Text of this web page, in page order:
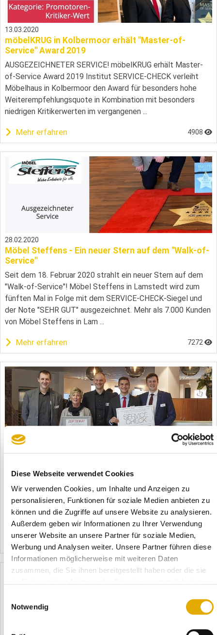
Diese Webseite verwendet Cookies
Wir verwenden Cookies, um Inhalte und Anzeigen zu
personalisieren, Funktionen für soziale Medien anbieten zu
können und die Zugriffe auf unsere Website zu analysieren.
Außerdem geben wir Informationen zu Ihrer Verwendung
unserer Website an unsere Partner für soziale Medien,
Werbung und Analysen weiter. Unsere Partner führen diese
Informationen möglicherweise mit weiteren Daten
zusammen, die Sie ihnen bereitgestellt haben oder die sie
Notwendig
13.03.2020
möbelKRUG in Kolbermoor erhält "Master-of-
Service" Award 2019
AUSGEZEICHNETER SERVICE! möbelKRUG erhält Master-
of-Service Award 2019 Institut SERVICE-CHECK verleiht
Möbelhaus in Kolbermoor den Award für besonders hohe
Weiterempfehlungsquote in Kombination mit besonders
niedrigen Kritikerwerten im vergangenen ...
Mehr erfahren 4908
28.02.2020
Möbel Steffens - Ein neuer Stern auf dem "Walk-of-
Service"
Seit dem 18. Februar 2020 strahlt ein neuer Stern auf dem
"Walk-of-Service"! Möbel Steffens in Lamstedt wird zum
fünften Mal in Folge mit dem SERVICE-CHECK-Siegel und
der Note "SEHR GUT" ausgezeichnet. Mehr als 7.000 Kunden
von Möbel Steffens in Lam ...
Mehr erfahren 7272
Service-Offensive des Alliance-Verbandes nimmt 2019
deutlich an Fahrt auf In Zeiten in denen Produkte immer
vergleichbarer werden, spielt der Service eine immer
wichtigere Rolle. Viele Alliance-Möbelhändler wissen das und
setzen diese besondere Ser ...
Mehr erfahren